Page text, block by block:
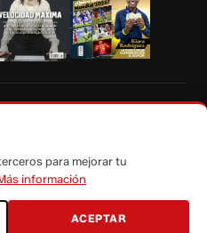
los contenidos de Vistazo.com.
para mejorar tu
información
ACEPTAR